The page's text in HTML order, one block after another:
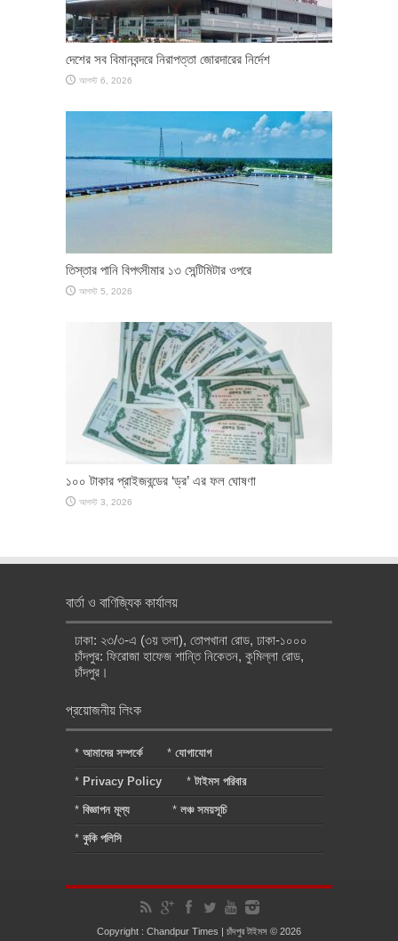
দেশের সব বিমানবন্দরে নিরাপত্তা জোরদারের নির্দেশ
আগস্ট 6, 2026
তিস্তার পানি বিপৎসীমার ১৩ সেন্টিমিটার ওপরে
আগস্ট 5, 2026
১০০ টাকার প্রাইজবন্ডের ‘ড্র’ এর ফল ঘোষণা
আগস্ট 3, 2026
বার্তা ও বাণিজ্যিক কার্যালয়
ঢাকা: ২৩/৩-এ (৩য় তলা), তোপখানা রোড, ঢাকা-১০০০
চাঁদপুর: ফিরোজা হাফেজ শান্তি নিকেতন, কুমিল্লা রোড,
চাঁদপুর।
প্রয়োজনীয় লিংক
* আমাদের সম্পর্কে * যোগাযোগ
* Privacy Policy *টাইমস পরিবার
* বিজ্ঞাপন মূল্য * লঞ্চ সময়সূচি
* কুকি পলিসি
Copyright : Chandpur Times | চাঁদপুর টাইমস © 2026